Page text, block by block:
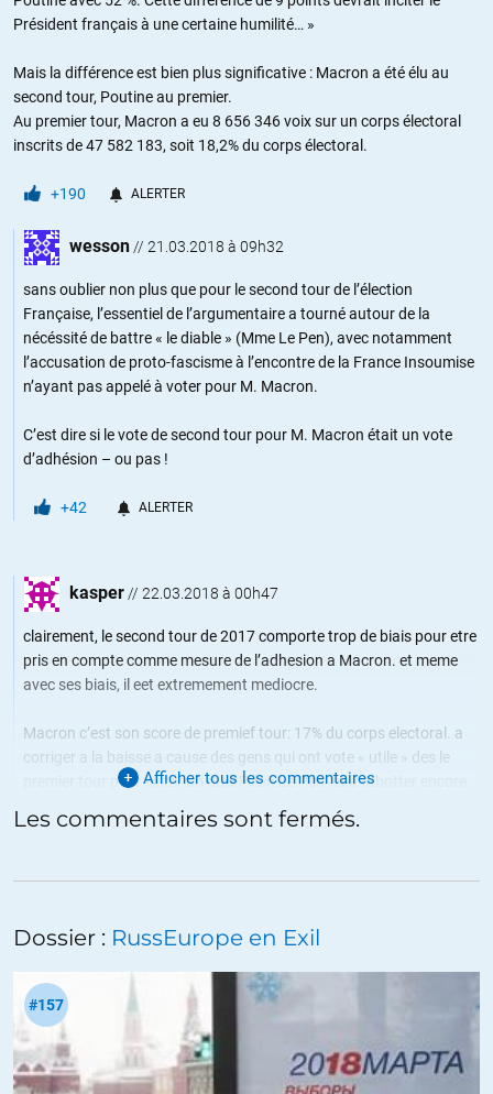
Président français à une certaine humilité… »
Mais la différence est bien plus significative : Macron a été élu au
second tour, Poutine au premier.
Au premier tour, Macron a eu 8 656 346 voix sur un corps électoral
inscrits de 47 582 183, soit 18,2% du corps électoral.
+190 ALERTER
wesson// 21.03.2018 à 09h32
sans oublier non plus que pour le second tour de l’élection
Française, l’essentiel de l’argumentaire a tourné autour de la
nécéssité de battre « le diable » (Mme Le Pen), avec notamment
l’accusation de proto-fascisme à l’encontre de la France Insoumise
n’ayant pas appelé à voter pour M. Macron.
C’est dire si le vote de second tour pour M. Macron était un vote
d’adhésion – ou pas !
+42 ALERTER
kasper// 22.03.2018 à 00h47
clairement, le second tour de 2017 comporte trop de biais pour etre
pris en compte comme mesure de l’adhesion a Macron. et meme
avec ses biais, il eet extremement mediocre.
Macron c’est son score de premief tour: 17% du corps electoral. a
corriger a la baisse a cause des gens qui ont vote « utile » des le
premier tour pour eviter un duel Fillon Le Pen. et a rabotter encore
un coup pour tenir compte du barrouf mediatique qui a permi de
gonfler la baudruche Macron, dont l’effet s’estompe avec le temps.
reste pas grand chose.
+9 ALERTER
Nicolas //
Il y a une coquille : 1970 au lieu de 1996.
Afficher tous les commentaires
Les commentaires sont fermés.
Dossier : RussEurope en Exil
#157